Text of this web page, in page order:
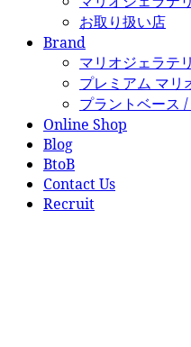
お取り扱い店
Brand
マリオジェラテ
プレミアム マリ
プラントベース
Online Shop
Blog
BtoB
Contact Us
Recruit